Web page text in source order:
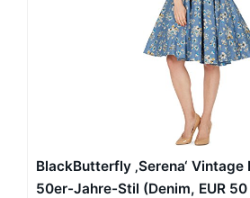
BlackButterfly ‚Serena‘ Vintage
50er-Jahre-Stil (Denim, EUR 50